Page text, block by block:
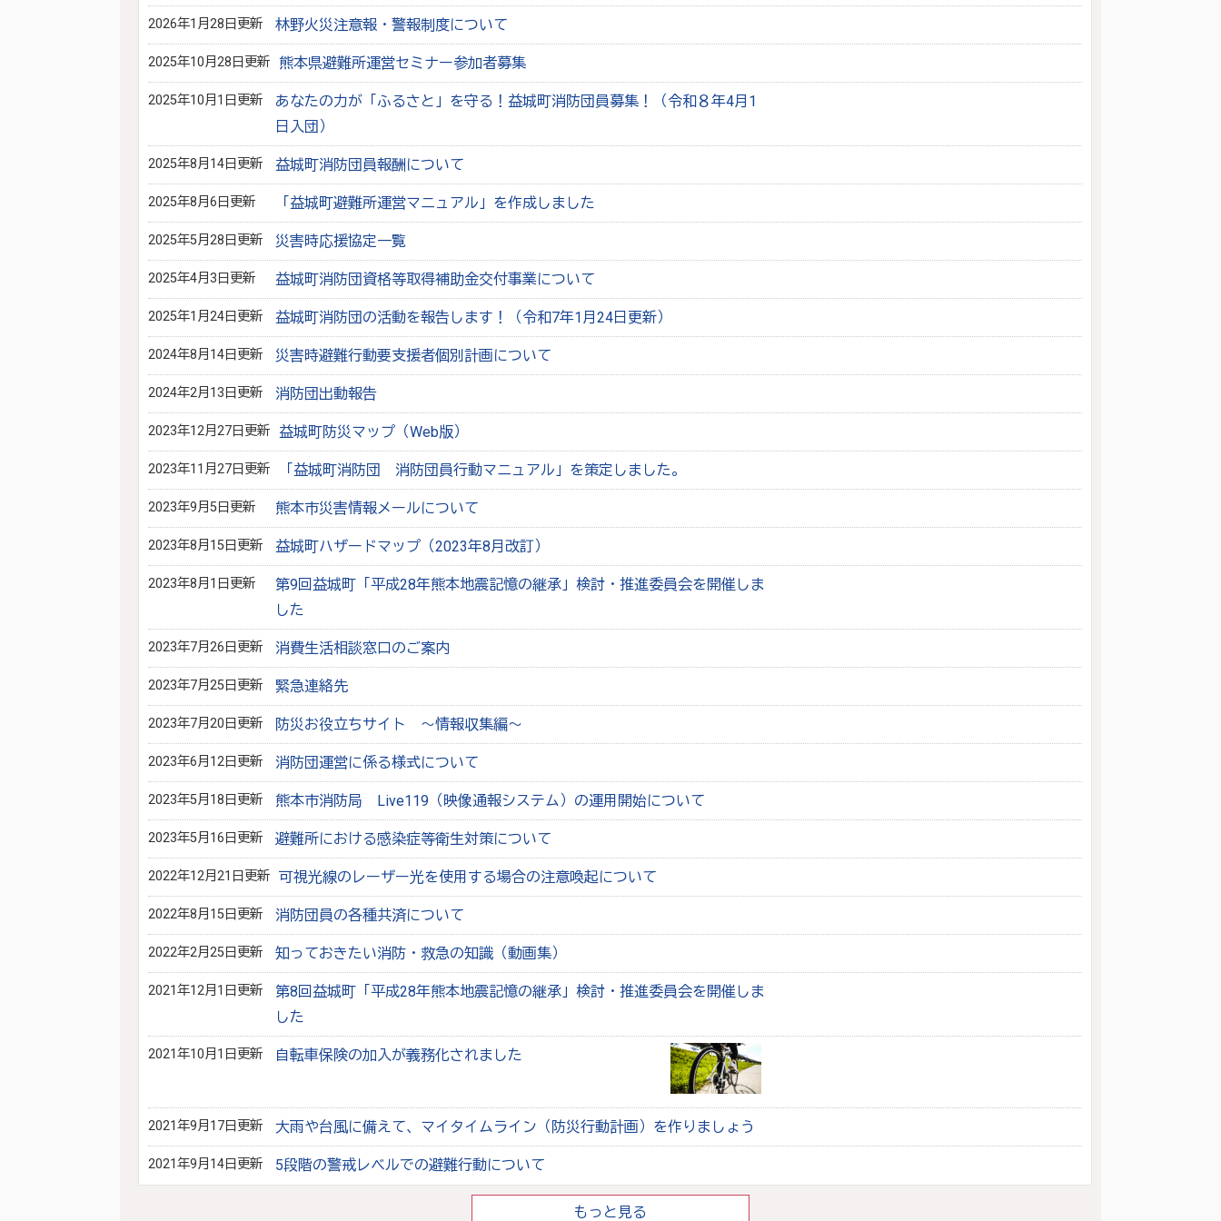
2026年1月28日更新 林野火災注意報・警報制度について
2025年10月28日更新 熊本県避難所運営セミナー参加者募集
2025年10月1日更新
あなたの力が「ふるさと」を守る！益城町消防団員募集！（令和８年4月1
日入団）
2025年8月14日更新 益城町消防団員報酬について
2025年8月6日更新 「益城町避難所運営マニュアル」を作成しました
2025年5月28日更新 災害時応援協定一覧
2025年4月3日更新 益城町消防団資格等取得補助金交付事業について
2025年1月24日更新 益城町消防団の活動を報告します！（令和7年1月24日更新）
2024年8月14日更新 災害時避難行動要支援者個別計画について
2024年2月13日更新 消防団出動報告
2023年12月27日更新 益城町防災マップ（Web版）
2023年11月27日更新 「益城町消防団 消防団員行動マニュアル」を策定しました。
2023年9月5日更新 熊本市災害情報メールについて
2023年8月15日更新 益城町ハザードマップ（2023年8月改訂）
2023年8月1日更新
第9回益城町「平成28年熊本地震記憶の継承」検討・推進委員会を開催しま
した
2023年7月26日更新 消費生活相談窓口のご案内
2023年7月25日更新 緊急連絡先
2023年7月20日更新 防災お役立ちサイト ～情報収集編～
2023年6月12日更新 消防団運営に係る様式について
2023年5月18日更新 熊本市消防局 Live119（映像通報システム）の運用開始について
2023年5月16日更新 避難所における感染症等衛生対策について
2022年12月21日更新 可視光線のレーザー光を使用する場合の注意喚起について
2022年8月15日更新 消防団員の各種共済について
2022年2月25日更新 知っておきたい消防・救急の知識（動画集）
2021年12月1日更新
第8回益城町「平成28年熊本地震記憶の継承」検討・推進委員会を開催しま
した
2021年10月1日更新 自転車保険の加入が義務化されました
2021年9月17日更新 大雨や台風に備えて、マイタイムライン（防災行動計画）を作りましょう
2021年9月14日更新 5段階の警戒レベルでの避難行動について
もっと見る